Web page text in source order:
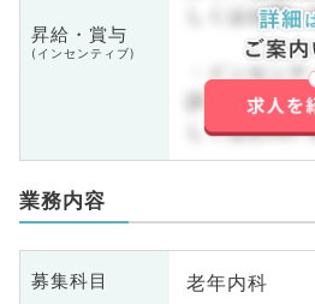
昇給・賞与
(インセンティブ)
しくはお問
・インセン
詳しくはお
しくはお問
業務内容
募集科目 老年内科